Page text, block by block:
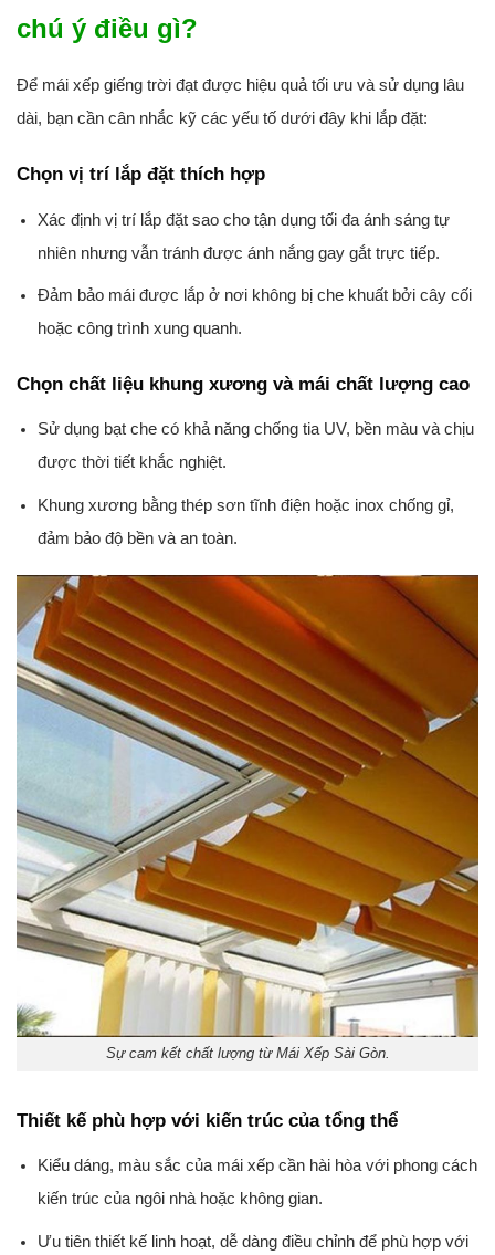
chú ý điều gì?
Để mái xếp giếng trời đạt được hiệu quả tối ưu và sử dụng lâu
dài, bạn cần cân nhắc kỹ các yếu tố dưới đây khi lắp đặt:
Chọn vị trí lắp đặt thích hợp
Xác định vị trí lắp đặt sao cho tận dụng tối đa ánh sáng tự
nhiên nhưng vẫn tránh được ánh nắng gay gắt trực tiếp.
Đảm bảo mái được lắp ở nơi không bị che khuất bởi cây cối
hoặc công trình xung quanh.
Chọn chất liệu khung xương và mái chất lượng cao
Sử dụng bạt che có khả năng chống tia UV, bền màu và chịu
được thời tiết khắc nghiệt.
Khung xương bằng thép sơn tĩnh điện hoặc inox chống gỉ,
đảm bảo độ bền và an toàn.
Sự cam kết chất lượng từ Mái Xếp Sài Gòn.
Thiết kế phù hợp với kiến trúc của tổng thể
Kiểu dáng, màu sắc của mái xếp cần hài hòa với phong cách
kiến trúc của ngôi nhà hoặc không gian.
Ưu tiên thiết kế linh hoạt, dễ dàng điều chỉnh để phù hợp với